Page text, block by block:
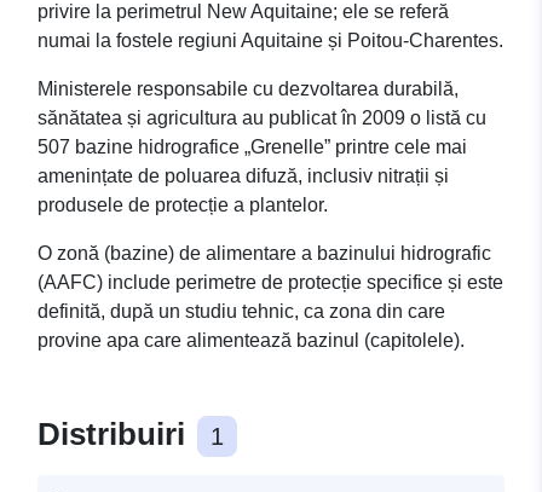
privire la perimetrul New Aquitaine; ele se referă
numai la fostele regiuni Aquitaine și Poitou-Charentes.
Ministerele responsabile cu dezvoltarea durabilă,
sănătatea și agricultura au publicat în 2009 o listă cu
507 bazine hidrografice „Grenelle” printre cele mai
amenințate de poluarea difuză, inclusiv nitrații și
produsele de protecție a plantelor.
O zonă (bazine) de alimentare a bazinului hidrografic
(AAFC) include perimetre de protecție specifice și este
definită, după un studiu tehnic, ca zona din care
provine apa care alimentează bazinul (capitolele).
Distribuiri 1